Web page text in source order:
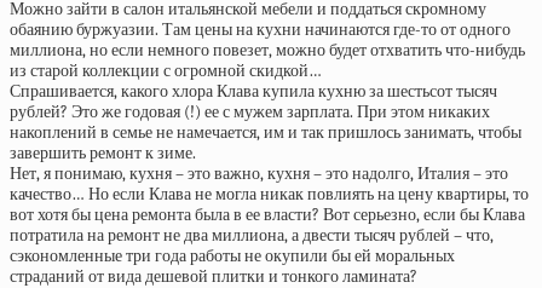
Можно зайти в салон итальянской мебели и поддаться скромному
обаянию буржуазии. Там цены на кухни начинаются где-то от одного
миллиона, но если немного повезет, можно будет отхватить что-нибудь
из старой коллекции с огромной скидкой…
Спрашивается, какого хлора Клава купила кухню за шестьсот тысяч
рублей? Это же годовая (!) ее с мужем зарплата. При этом никаких
накоплений в семье не намечается, им и так пришлось занимать, чтобы
завершить ремонт к зиме.
Нет, я понимаю, кухня – это важно, кухня – это надолго, Италия – это
качество… Но если Клава не могла никак повлиять на цену квартиры, то
вот хотя бы цена ремонта была в ее власти? Вот серьезно, если бы Клава
потратила на ремонт не два миллиона, а двести тысяч рублей – что,
сэкономленные три года работы не окупили бы ей моральных
страданий от вида дешевой плитки и тонкого ламината?